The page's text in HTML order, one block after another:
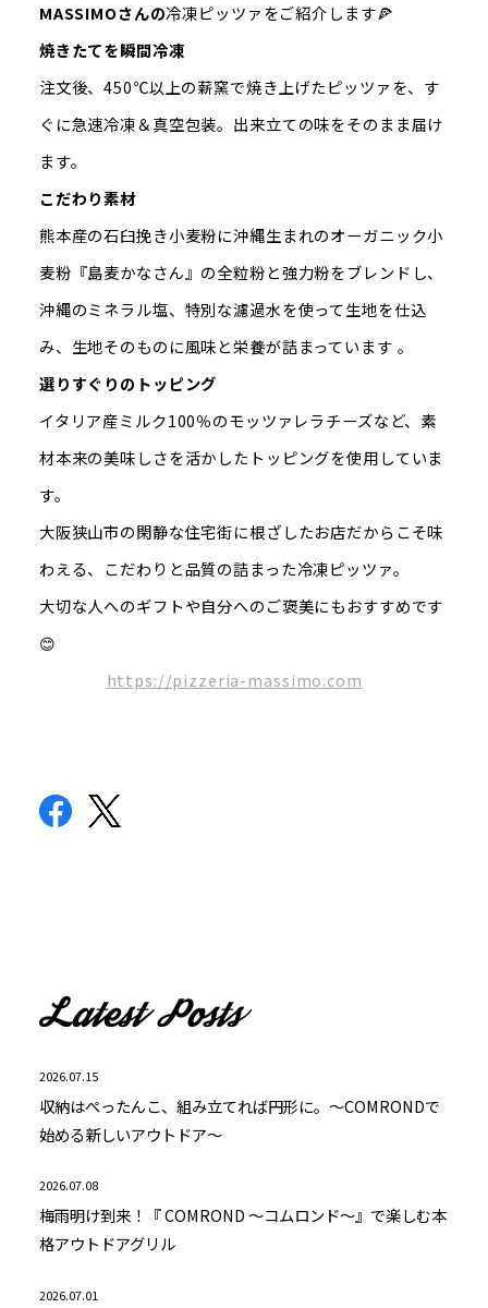
MASSIMOさんの冷凍ピッツァをご紹介します🍕
焼きたてを瞬間冷凍
注文後、450℃以上の薪窯で焼き上げたピッツァを、す
ぐに急速冷凍＆真空包装。出来立ての味をそのまま届け
ます。
こだわり素材
熊本産の石臼挽き小麦粉に沖縄生まれのオーガニック小
麦粉『島麦かなさん』の全粒粉と強力粉をブレンドし、
沖縄のミネラル塩、特別な濾過水を使って生地を仕込
み、生地そのものに風味と栄養が詰まっています 。
選りすぐりのトッピング
イタリア産ミルク100％のモッツァレラチーズなど、素
材本来の美味しさを活かしたトッピングを使用していま
す。
大阪狭山市の閑静な住宅街に根ざしたお店だからこそ味
わえる、こだわりと品質の詰まった冷凍ピッツァ。
大切な人へのギフトや自分へのご褒美にもおすすめです
😊
https://pizzeria-massimo.com
2026.07.15
収納はぺったんこ、組み立てれば円形に。～COMRONDで
始める新しいアウトドア～
2026.07.08
梅雨明け到来！『 COMROND ～コムロンド～』で楽しむ本
格アウトドアグリル
2026.07.01